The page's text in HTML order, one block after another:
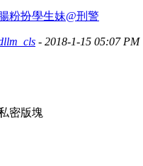
粉扮學生妹@刑警
- 2018-1-15 05:07 PM
密版塊